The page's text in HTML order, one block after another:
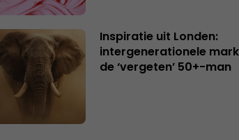
Inspiratie uit Londen:
intergenerationele
de ‘vergeten’ 50+-man